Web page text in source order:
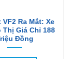
VF2 Ra Mắt: Xe
Giá Chỉ 188
Đồng